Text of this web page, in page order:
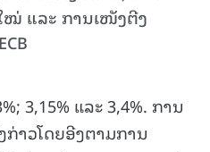
ແລະ ການເໜັງຕີງ
3,15% ແລະ 3,4%. ການ
າວໂດຍອີງຕາມການ